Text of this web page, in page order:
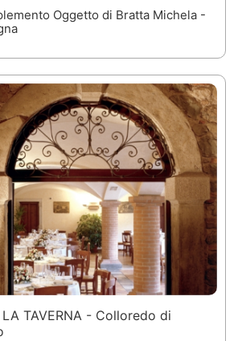
Oggetto di Bratta Michela -
LA TAVERNA - Colloredo di